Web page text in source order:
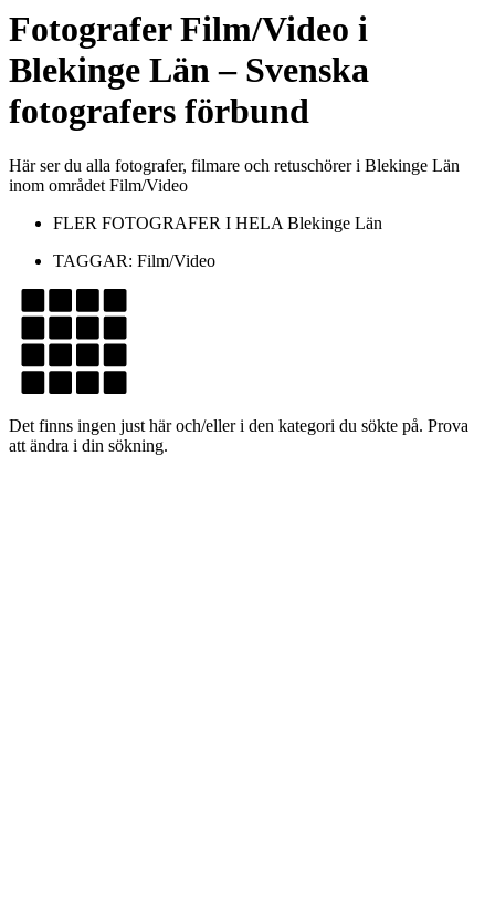
FotograferFilm/Video i
Blekinge Län– Svenska
fotografers förbund
Här ser du alla fotografer, filmare och retuschörer i Blekinge Län
inom området Film/Video
FLER FOTOGRAFER I HELA Blekinge Län
TAGGAR: Film/Video
Det finns ingen just här och/eller i den kategori du sökte på. Prova
att ändra i din sökning.